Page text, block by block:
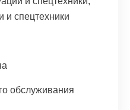
и спецтехники
обслуживания